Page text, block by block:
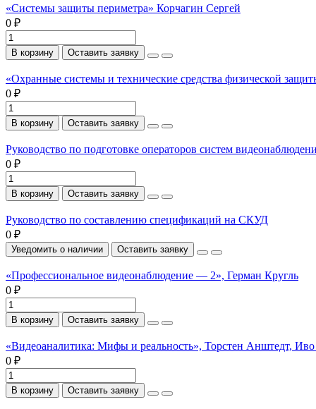
«Системы защиты периметра» Корчагин Сергей
0 ₽
В корзину Оставить заявку
«Охранные системы и технические средства физической
0 ₽
В корзину Оставить заявку
Руководство по подготовке операторов систем
0 ₽
В корзину Оставить заявку
Руководство по составлению спецификаций на СКУД
0 ₽
Уведомить о наличии Оставить заявку
«Профессиональное видеонаблюдение — 2», Герман Кругль
0 ₽
В корзину Оставить заявку
«Видеоаналитика: Мифы и реальность», Торстен Анштедт,
0 ₽
В корзину Оставить заявку